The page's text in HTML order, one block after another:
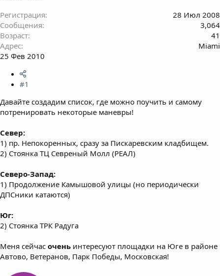
Регистрация
28 Июл 2008
Сообщения
3,064
Возраст
41
Адрес
Miami
25 Фев 2010
#1
Давайте создадим список, где можно поучить и самому
потренировать некоторые маневры!
Север:
1) пр. Непокоренных, сразу за Пискаревским кладбищем.
2) Стоянка ТЦ Севреный Молл (РЕАЛ)
Северо-Запад:
1) Продолжение Камышовой улицы (но периодически
ДПСники катаются)
Юг:
2) Стоянка ТРК Радуга
Меня сейчас очень интересуют площадки на Юге в районе
Автово, Ветеранов, Парк Победы, Московская!